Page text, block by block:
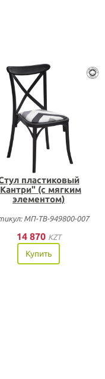
пластиковый
(с мягким
элементом)
МП-ТВ-949800-007
14 870 KZT
Купить